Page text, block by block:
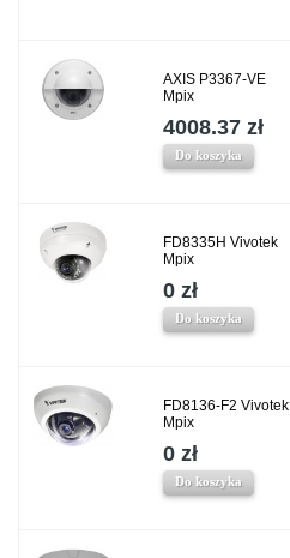
AXIS P3367-VE
Mpix
4008.37 zł
Do koszyka
FD8335H Vivotek
Mpix
0 zł
Do koszyka
FD8136-F2 Vivotek
Mpix
0 zł
Do koszyka